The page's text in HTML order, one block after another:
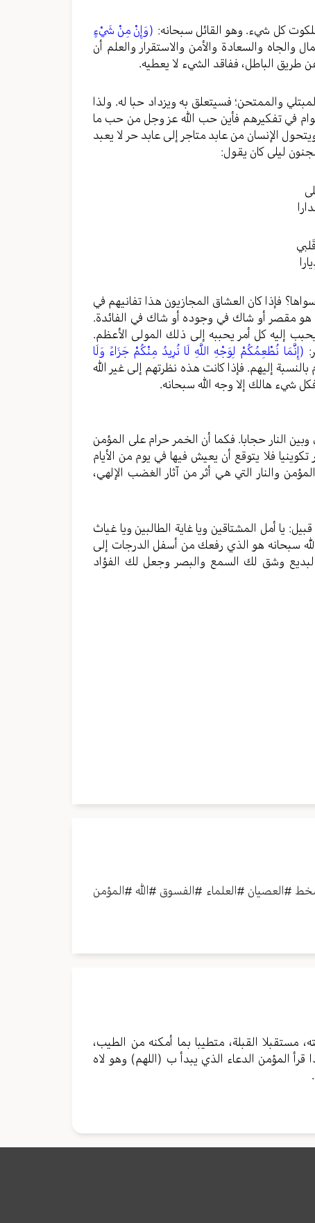
ملكوت كل شيء. وهو القائل سبحانه: (وَإِنْ مِنْ شَيْءٍ
والسعادة والأمن والاستقرار والعلم أن
طريق الباطل، ففاقد الشيء لا يعطيه.
والممتحن؛ فسيتعلق به ويزداد حبا له. ولذا
في تفكيرهم فأين حب الله عز وجل من حب ما
الإنسان من عابد متاجر إلى عابد حر لا يعبد
ليلى كان يقول:
فإذا كان العشاق المجازيون هذا تفانيهم في
هو مقصر أو شاك في وجوده أو شاك في الفائدة.
إليه كل أمر يحببه إلى ذلك المولى الأعظم.
(إِنَّمَا نُطْعِمُكُمْ لِوَجْهِ اللَّهِ لَا نُرِيدُ مِنْكُمْ جَزَاءً وَلَا
إليهم. فإذا كانت هذه نظرتهم إلى غير الله
شيء هالك إلا وجه الله سبحانه.
النار حجابا. فكما أن الخمر حرام على المؤمن
فلا يتوقع أن يعيش فيها في يوم من الأيام
والنار التي هي أثر من آثار الغضب الإلهي،
يا أمل المشتاقين ويا غاية الطالبين ويا غياث
سبحانه هو الذي رفعك من أسفل الدرجات إلى
وشق لك السمع والبصر وجعل لك الفؤاد
#العصيان #العلماء #الفسوق #الله#المؤمن
مستقبلا القبلة، متطيبا بما أمكنه من الطيب،
قرأ المؤمن الدعاء الذي يبدأ ب (اللهم) وهو لاه